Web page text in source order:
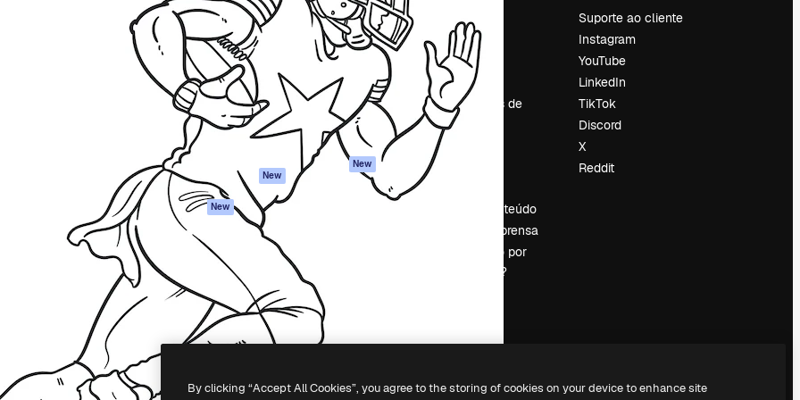
para você direcionar
Mais de 1 milhão de
Spaces
Assistente de IA
Gerador de
imagens
Gerador de vídeos
Texto para voz
Conteúdo de stock
MCP para
Claude/ChatGPT
New
Agentes New
API
App móvel
Todas as
ferramentas
Academy
Documentação
Atendimento
Termos e
condições
Política de
privacidade
Originais New
Política de cookies
Empresas
Preços
Sobre nós
Reviews
Emprego
Tendências de
pesquisa
Blog
Vender conteúdo
Sala de imprensa
Procurando por
magnific.ai?
Suporte ao cliente
Instagram
YouTube
LinkedIn
TikTok
Discord
X
Reddit
Freepik Company S.L.U. Todos os direitos reservados.
By clicking “Accept All Cookies”, you agree to the storing of cookies on your device to enhance site